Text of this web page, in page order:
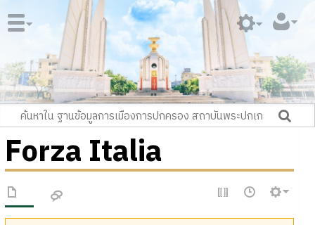
Forza Italia